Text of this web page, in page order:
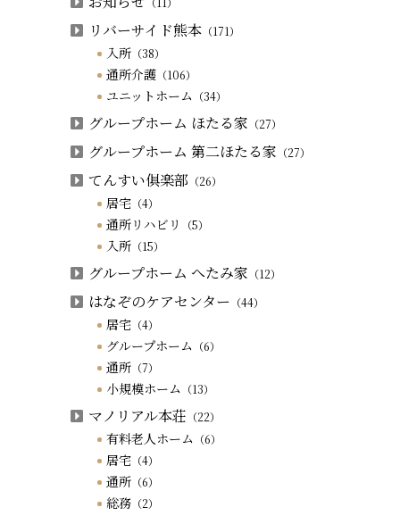
リバーサイド熊本（171）
入所（38）
通所介護（106）
ユニットホーム （34）
グループホーム ほたる家 （27）
グループホーム 第二ほたる家 （27）
てんすい俱楽部 （26）
居宅（4）
通所リハビリ （5）
入所（15）
グループホーム へたみ家 （12）
はなぞのケアセンター （44）
居宅（4）
グループホーム （6）
通所（7）
小規模ホーム （13）
マノリアル本荘 （22）
有料老人ホーム （6）
居宅（4）
通所（6）
総務（2）